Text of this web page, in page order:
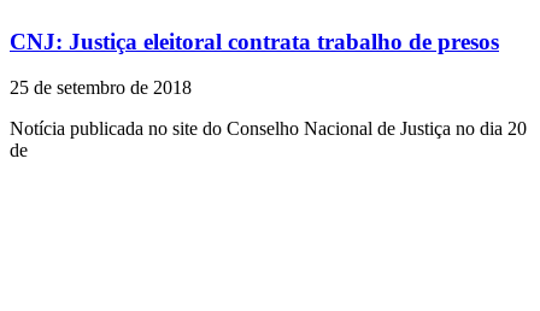
CNJ: Justiça eleitoral contrata trabalho de presos
25 de setembro de 2018
Notícia publicada no site do Conselho Nacional de Justiça no dia 20
de